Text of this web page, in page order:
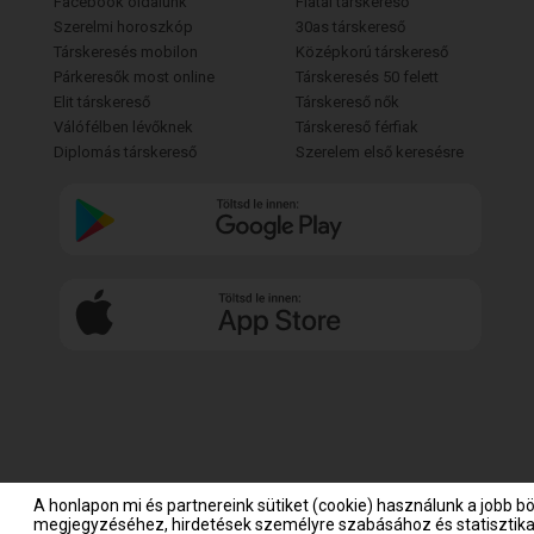
Szerelmi horoszkóp
Társkeresés mobilon
Párkeresők most online
Elit társkereső
Válófélben lévőknek
Diplomás társkereső
30as társkereső
Középkorú társkereső
Társkeresés 50 felett
Társkereső nők
Társkereső férfiak
Szerelem első keresésre
A honlapon mi és partnereink sütiket (cookie) használunk a jobb
megjegyzéséhez, hirdetések személyre szabásához és